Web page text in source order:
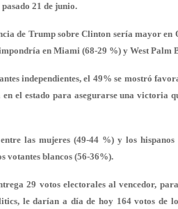
21 de junio.
de Trump sobre Clinton sería mayor en
en Miami (68-29 %) y West Palm
independientes, el 49% se mostró
el estado para asegurarse una victoria
las mujeres (49-44 %) y los
votantes blancos (56-36%).
29 votos electorales al vencedor,
le darían a día de hoy 164 votos de